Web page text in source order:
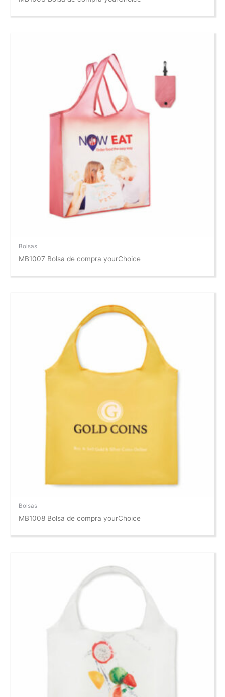
Bolsas
MB1007 Bolsa de compra yourChoice
Bolsas
MB1008 Bolsa de compra yourChoice